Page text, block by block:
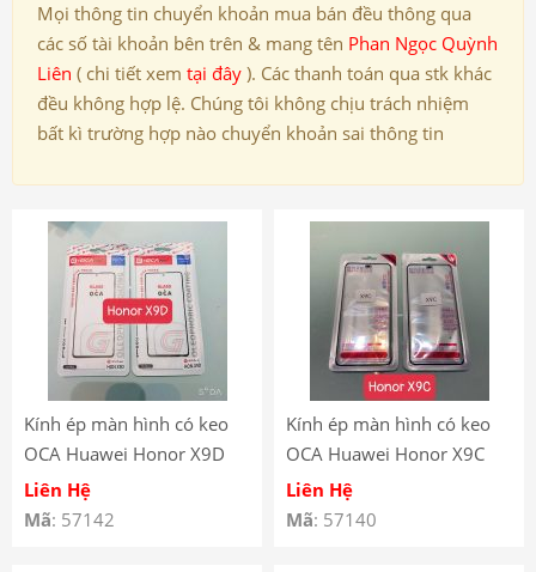
Mọi thông tin chuyển khoản mua bán đều thông qua
các số tài khoản bên trên & mang tên Phan Ngọc Quỳnh
Liên ( chi tiết xem tại đây ). Các thanh toán qua stk khác
đều không hợp lệ. Chúng tôi không chịu trách nhiệm
bất kì trường hợp nào chuyển khoản sai thông tin
Kính ép màn hình có keo
OCA Huawei Honor X9D
Liên Hệ
Mã: 57142
Kính ép màn hình có keo
OCA Huawei Honor X9C
Liên Hệ
Mã: 57140